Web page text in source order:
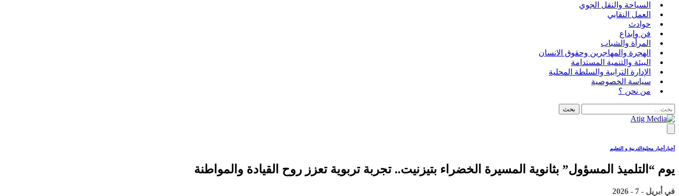
السياحة والنقل الجوي
العمل النقابي
حوادث
فن وإبداع
المرأة والشباب
الهجرة والمهاجرين وحقوق الانسان
البيئة والتنمية المستدامة
الإدارة الترابية والسلطة المحلية
سياسة الخصوصية
من نحن ؟
أخبار أخبار محلية التربية و التعليم
يوم “التلميذ المسؤول” بثانوية المسيرة الخضراء بتيزنيت.. تجربة تربوية تعزز روح القيادة والمواطنة
في أبريل - 7 - 2026